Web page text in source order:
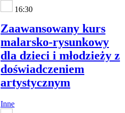
16:30
Zaawansowany kurs
malarsko-rysunkowy
dla dzieci i młodzieży z
doświadczeniem
artystycznym
Inne